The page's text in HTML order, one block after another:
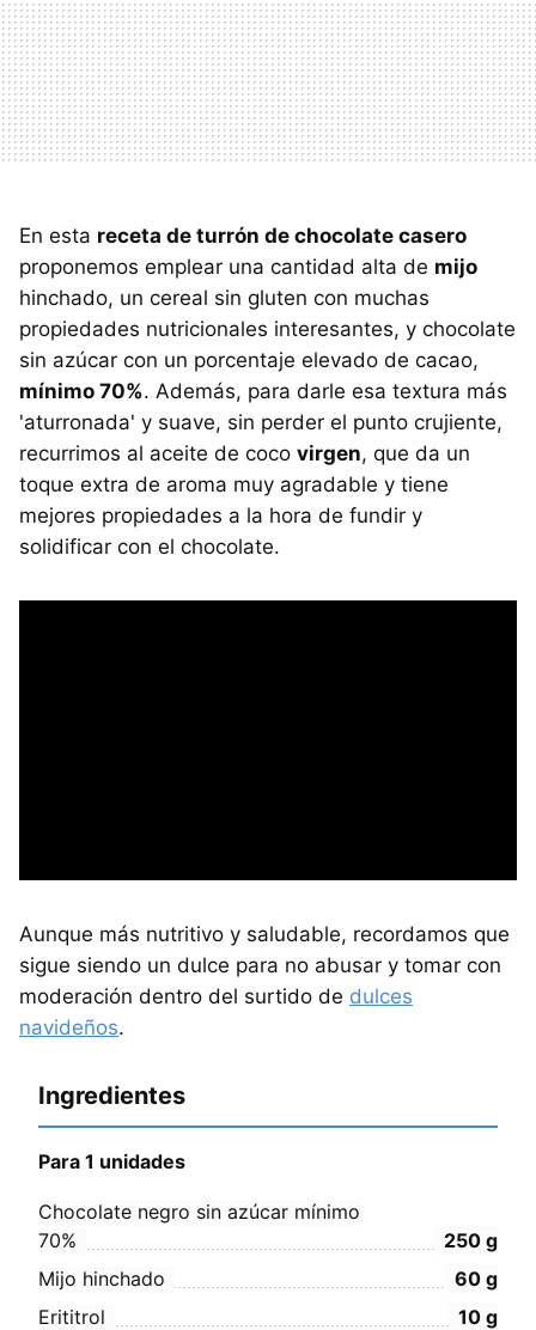
En esta receta de turrón de chocolate casero
proponemos emplear una cantidad alta de mijo
hinchado, un cereal sin gluten con muchas
propiedades nutricionales interesantes, y chocolate
sin azúcar con un porcentaje elevado de cacao,
mínimo 70%. Además, para darle esa textura más
'aturronada' y suave, sin perder el punto crujiente,
recurrimos al aceite de coco virgen, que da un
toque extra de aroma muy agradable y tiene
mejores propiedades a la hora de fundir y
solidificar con el chocolate.
Aunque más nutritivo y saludable, recordamos que
sigue siendo un dulce para no abusar y tomar con
moderación dentro del surtido de dulces
navideños.
Ingredientes
Para 1 unidades
Chocolate negro sin azúcar mínimo
70%
250 g
Mijo hinchado
60 g
Erititrol
10 g